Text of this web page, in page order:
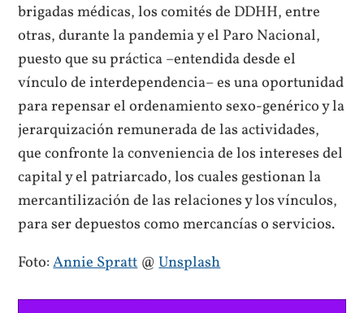
brigadas médicas, los comités de DDHH, entre
otras, durante la pandemia y el Paro Nacional,
puesto que su práctica –entendida desde el
vínculo de interdependencia– es una oportunidad
para repensar el ordenamiento sexo-genérico y la
jerarquización remunerada de las actividades,
que confronte la conveniencia de los intereses del
capital y el patriarcado, los cuales gestionan la
mercantilización de las relaciones y los vínculos,
para ser depuestos como mercancías o servicios.
Foto:Annie Spratt@Unsplash